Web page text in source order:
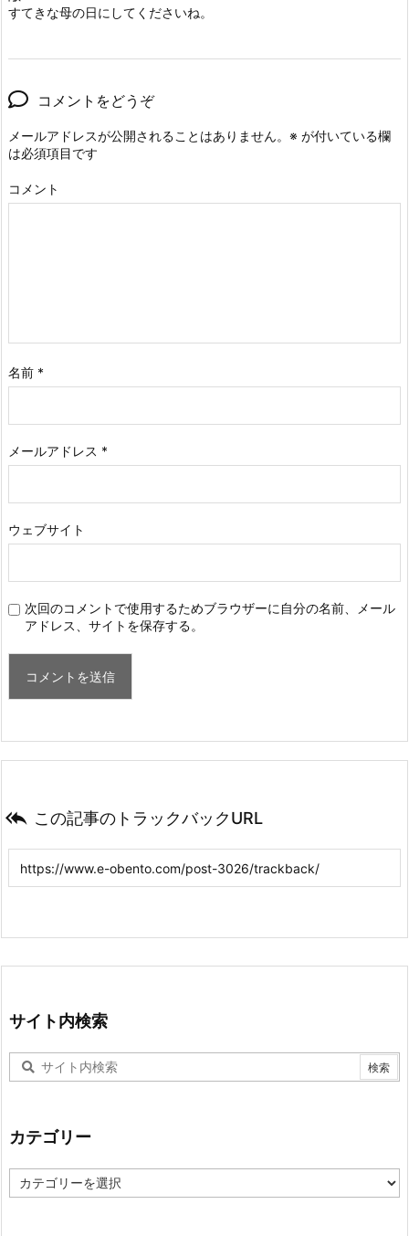
すてきな母の日にしてくださいね。
コメントをどうぞ
メールアドレスが公開されることはありません。 ※ が付いている欄
は必須項目です
コメント
名前 *
メールアドレス *
ウェブサイト
次回のコメントで使用するためブラウザーに自分の名前、メール
アドレス、サイトを保存する。
 この記事のトラックバックURL
サイト内検索
カテゴリー
テ